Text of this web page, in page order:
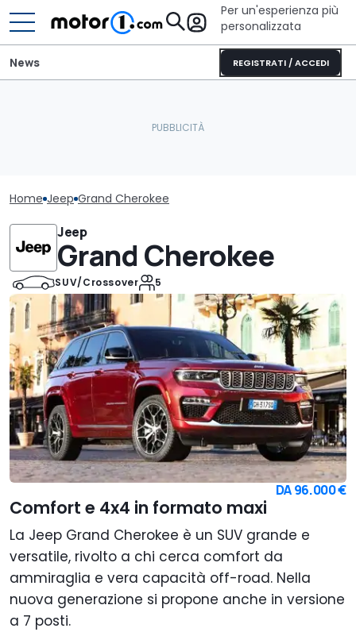
Per un'esperienza più
personalizzata
REGISTRATI / ACCEDI
News
Home Jeep Grand Cherokee
Jeep
Grand Cherokee
SUV/Crossover 5
DA96.000 €
Comfort e 4x4 in formato maxi
La Jeep Grand Cherokee è un SUV grande e
versatile, rivolto a chi cerca comfort da
ammiraglia e vera capacità off-road. Nella
nuova generazione si propone anche in versione
a 7 posti.